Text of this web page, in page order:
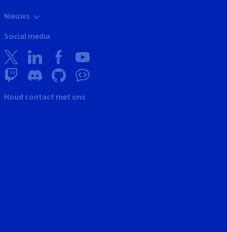
Nieuws
Social media
Houd contact met ons